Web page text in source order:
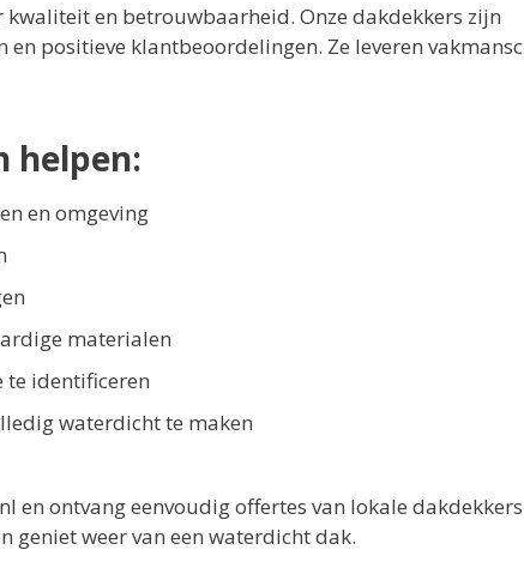
en betrouwbaarheid. Onze dakdekkers zijn
positieve klantbeoordelingen. Ze leveren
helpen:
en omgeving
materialen
te identificeren
waterdicht te maken
en ontvang eenvoudig offertes van lokale
geniet weer van een waterdicht dak.